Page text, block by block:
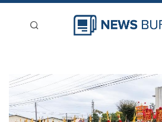
新聞稿分類
登入